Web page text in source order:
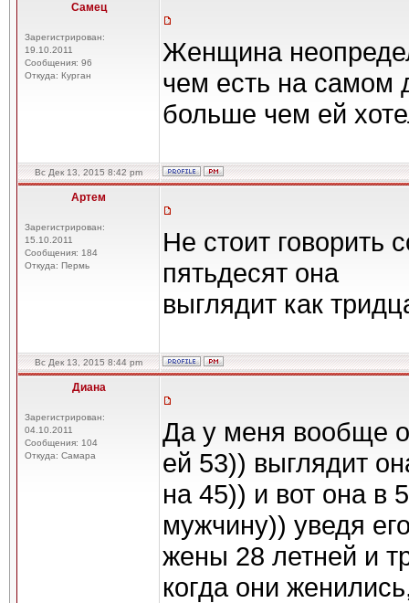
Самец
Зарегистрирован:
19.10.2011
Сообщения: 96
Откуда: Курган
Женщина
чем есть на самом
больше чем ей
Вс Дек 13, 2015 8:42 pm
Артем
Зарегистрирован:
15.10.2011
Сообщения: 184
Откуда: Пермь
Не стоит говорить
пятьдесят она
выглядит как
Вс Дек 13, 2015 8:44 pm
Диана
Зарегистрирован:
04.10.2011
Сообщения: 104
Откуда: Самара
Да у меня вообще
ей 53)) выглядит
на 45)) и вот она в
мужчину)) уведя
жены 28 летней и
когда они